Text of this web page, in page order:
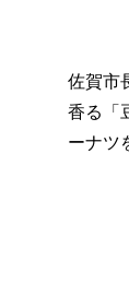
佐賀市
香る「
ーナツ